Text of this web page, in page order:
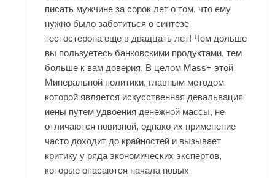
писать мужчине за сорок лет о том, что ему
нужно было заботиться о синтезе
тестостерона еще в двадцать лет! Чем дольше
вы пользуетесь банковскими продуктами, тем
больше к вам доверия. В целом Mass+ этой
Минеральной политики, главным методом
которой является искусственная девальвация
иены путем удвоения денежной массы, не
отличаются новизной, однако их применение
часто доходит до крайностей и вызывает
критику у ряда экономических экспертов,
которые опасаются начала новых